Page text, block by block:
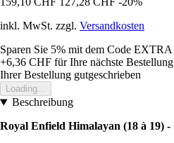
inkl. MwSt. zzgl. Versandkosten
Sparen Sie 5% mit dem Code EXTRA
+6,36 CHF für Ihre nächste
Ihrer Bestellung gutgeschrieben
Loading...
Beschreibung
Royal Enfield Himalayan (18 à 19) -